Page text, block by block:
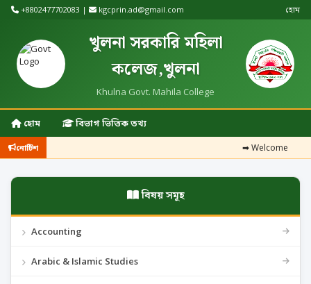
+8802477702083 | kgcprin.ad@gmail.com হোম
খুলনা সরকারি মহিলা
কলেজ,খুলনা
Khulna Govt. Mahila College
হোম বিভাগ ভিত্তিক তথ্য
নোটিশ ➡Welcome
বিষয় সমূহ
Accounting
Arabic & Islamic Studies